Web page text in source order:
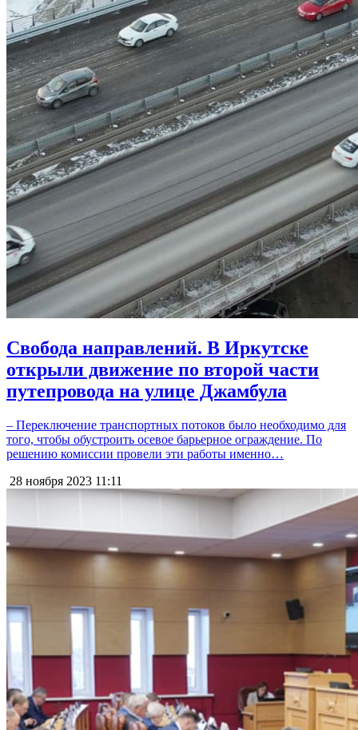
Свобода направлений. В Иркутске
открыли движение по второй части
путепровода на улице Джамбула
– Переключение транспортных потоков было необходимо для
того, чтобы обустроить осевое барьерное ограждение. По
решению комиссии провели эти работы именно…
28 ноября 2023 11:11